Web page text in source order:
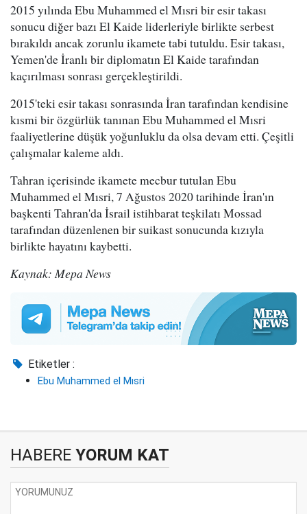
2015 yılında Ebu Muhammed el Mısri bir esir takası
sonucu diğer bazı El Kaide liderleriyle birlikte serbest
bırakıldı ancak zorunlu ikamete tabi tutuldu. Esir takası,
Yemen'de İranlı bir diplomatın El Kaide tarafından
kaçırılması sonrası gerçekleştirildi.
2015'teki esir takası sonrasında İran tarafından kendisine
kısmi bir özgürlük tanınan Ebu Muhammed el Mısri
faaliyetlerine düşük yoğunluklu da olsa devam etti. Çeşitli
çalışmalar kaleme aldı.
Tahran içerisinde ikamete mecbur tutulan Ebu
Muhammed el Mısri, 7 Ağustos 2020 tarihinde İran'ın
başkenti Tahran'da İsrail istihbarat teşkilatı Mossad
tarafından düzenlenen bir suikast sonucunda kızıyla
birlikte hayatını kaybetti.
Kaynak: Mepa News
Etiketler :
Ebu Muhammed el Mısri
HABERE YORUM KAT